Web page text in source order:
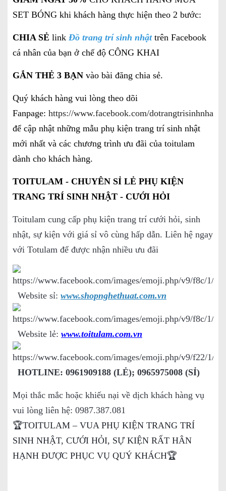
SET BÓNG khi khách hàng thực hiện theo 2 bước:
CHIA SẺ link Đồ trang trí sinh nhậttrên Facebook
cá nhân của bạn ở chế độ CÔNG KHAI
GẮN THẺ 3 BẠN vào bài đăng chia sẻ.
Quý khách hàng vui lòng theo dõi
Fanpage: https://www.facebook.com/
để cập nhật những mẫu phụ kiện trang trí sinh nhật
mới nhất và các chương trình ưu đãi của toitulam
dành cho khách hàng.
TOITULAM - CHUYÊN SỈ LẺ PHỤ KIỆN
TRANG TRÍ SINH NHẬT - CƯỚI HỎI
Toitulam cung cấp phụ kiện trang trí cưới hỏi, sinh
nhật, sự kiện với giá sỉ vô cùng hấp dẫn. Liên hệ ngay
với Totulam để được nhận nhiều ưu đãi
Website sỉ: www.shopnghethuat.com.vn
Website lẻ: www.toitulam.com.vn
HOTLINE: 0961909188 (LẺ); 0965975008 (SỈ)
Mọi thắc mắc hoặc khiếu nại về dịch khách hàng vụ
vui lòng liên hệ: 0987.387.081
🏆TOITULAM – VUA PHỤ KIỆN TRANG TRÍ
SINH NHẬT, CƯỚI HỎI, SỰ KIỆN RẤT HÂN
HẠNH ĐƯỢC PHỤC VỤ QUÝ KHÁCH🏆